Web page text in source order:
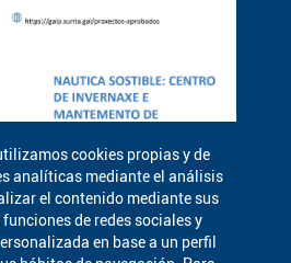
cookies propias y de
analíticas mediante el análisis
el contenido mediante sus
de redes sociales y
en base a un perfil